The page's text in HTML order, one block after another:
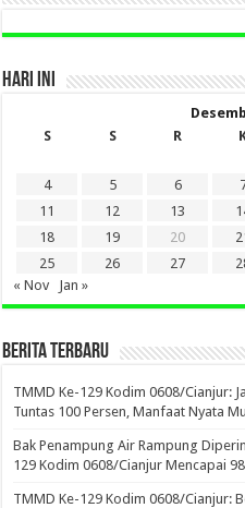
HARI INI
S
S R
4
5 6
11
12 13
18
19 20
25
26 27
« Nov
Jan »
BERITA TERBARU
TMMD Ke-129 Kodim 0608/Cianjur:
Tuntas 100 Persen, Manfaat Nyata
Bak Penampung Air Rampung
129 Kodim 0608/Cianjur Mencapai
TMMD Ke-129 Kodim 0608/Cianjur: